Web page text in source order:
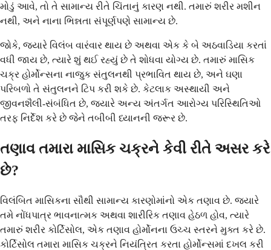
મોડું આવે, તો તે સામાન્ય રીતે ચિંતાનું કારણ નથી. તમારું શરીર મશીન
નથી, અને નાના ભિન્નતા સંપૂર્ણપણે સામાન્ય છે.
જોકે, જ્યારે વિલંબ વારંવાર થાય છે અથવા એક કે બે અઠવાડિયા કરતાં
વધી જાય છે, ત્યારે શું થઈ રહ્યું છે તે શોધવા યોગ્ય છે. તમારું માસિક
ચક્ર હોર્મોન્સના નાજુક સંતુલનથી પ્રભાવિત થાય છે, અને ઘણા
પરિબળો તે સંતુલનને ટિપ કરી શકે છે. કેટલાક અસ્થાયી અને
જીવનશૈલી-સંબંધિત છે, જ્યારે અન્ય અંતર્ગત આરોગ્ય પરિસ્થિતિઓ
તરફ નિર્દેશ કરે છે જેને તબીબી ધ્યાનની જરૂર છે.
તણાવ તમારા માસિક ચક્રને કેવી રીતે અસર કરે
છે?
વિલંબિત માસિકના સૌથી સામાન્ય કારણોમાંનો એક તણાવ છે. જ્યારે
તમે નોંધપાત્ર ભાવનાત્મક અથવા શારીરિક તણાવ હેઠળ હોવ, ત્યારે
તમારું શરીર કોર્ટિસોલ, એક તણાવ હોર્મોનના ઉચ્ચ સ્તરને મુક્ત કરે છે.
કોર્ટિસોલ તમારા માસિક ચક્રને નિયંત્રિત કરતા હોર્મોન્સમાં દખલ કરી